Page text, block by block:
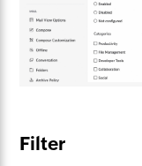
Filter